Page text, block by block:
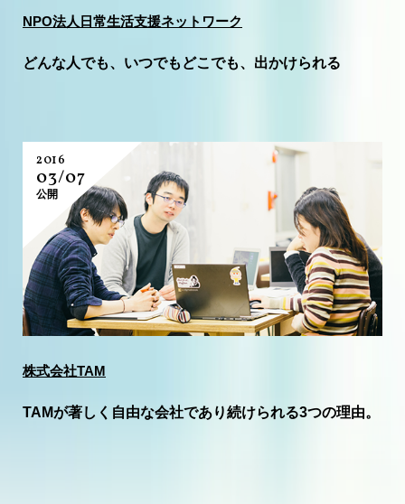
NPO法人日常生活支援ネットワーク
どんな人でも、いつでもどこでも、出かけられる
2016
03/07
公開
株式会社TAM
TAMが著しく自由な会社であり続けられる3つの理由。